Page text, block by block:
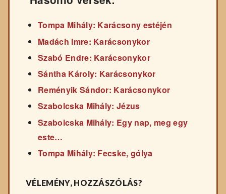
Tompa Mihály: Karácsony estéjén
Madách Imre: Karácsonykor
Szabó Endre: Karácsonykor
Sántha Károly: Karácsonykor
Reményik Sándor: Karácsonykor
Szabolcska Mihály: Jézus
Szabolcska Mihály: Egy nap, meg egy
este…
Tompa Mihály: Fecske, gólya
VÉLEMÉNY, HOZZÁSZÓLÁS?